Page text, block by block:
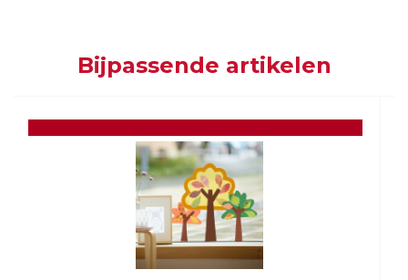
Bijpassende artikelen